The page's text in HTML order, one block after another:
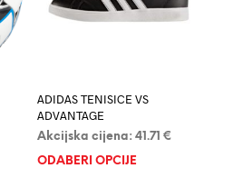
Ovaj
ADIDAS TENISICE VS
ADVANTAGE
Akcijska cijena: 41.71 €
ODABERI OPCIJE